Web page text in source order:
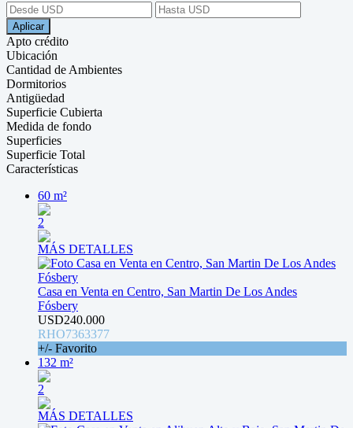
Aplicar
Apto crédito
Ubicación
Cantidad de Ambientes
Dormitorios
Antigüedad
Superficie Cubierta
Medida de fondo
Superficies
Superficie Total
Características
60 m²
2
MÁS DETALLES
Casa en Venta en Centro, San Martin De Los Andes
Fósbery
USD240.000
RHO7363377
+/- Favorito
132 m²
2
MÁS DETALLES